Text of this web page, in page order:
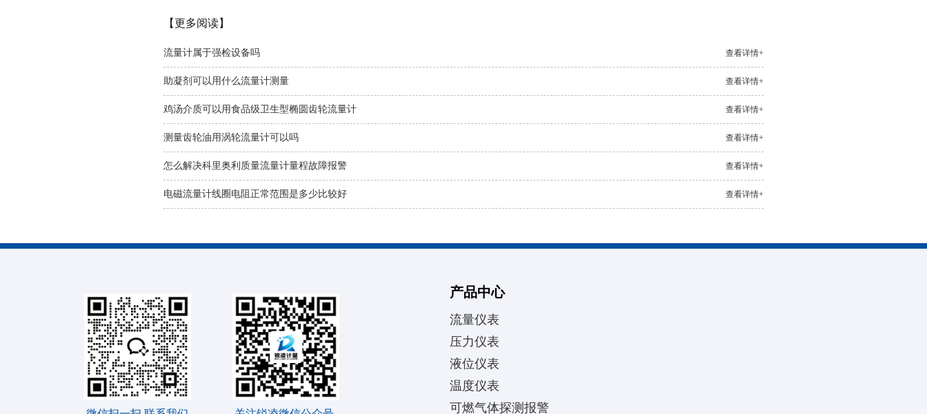
【更多阅读】
查看详情+
流量计属于强检设备吗
查看详情+
助凝剂可以用什么流量计测量
查看详情+
鸡汤介质可以用食品级卫生型椭圆齿轮流量计
查看详情+
测量齿轮油用涡轮流量计可以吗
查看详情+
怎么解决科里奥利质量流量计量程故障报警
查看详情+
电磁流量计线圈电阻正常范围是多少比较好
产品中心
流量仪表
压力仪表
液位仪表
温度仪表
可燃气体探测报警